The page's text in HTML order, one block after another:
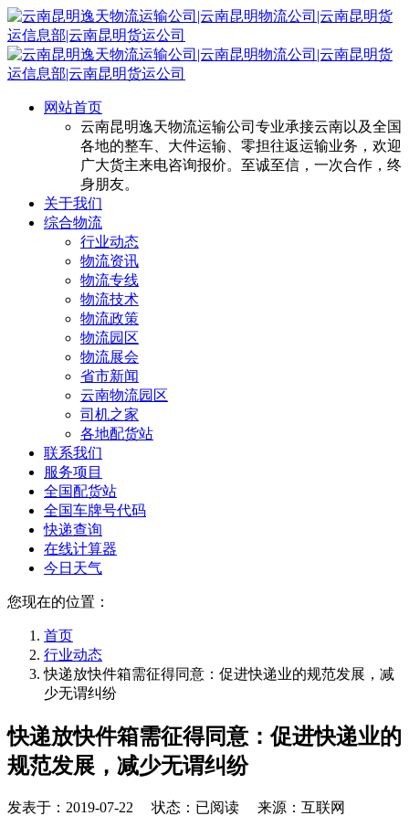
网站首页
云南昆明逸天物流运输公司专业承接云南以及全国
各地的整车、大件运输、零担往返运输业务，欢迎
广大货主来电咨询报价。至诚至信，一次合作，终
身朋友。
关于我们
综合物流
行业动态
物流资讯
物流专线
物流技术
物流政策
物流园区
物流展会
省市新闻
云南物流园区
司机之家
各地配货站
联系我们
服务项目
全国配货站
全国车牌号代码
快递查询
在线计算器
今日天气
您现在的位置：
首页
行业动态
快递放快件箱需征得同意：促进快递业的规范发展，减
少无谓纠纷
快递放快件箱需征得同意：促进快递业的
规范发展，减少无谓纠纷
发表于： 2019-07-22 状态：已阅读 来源：互联网